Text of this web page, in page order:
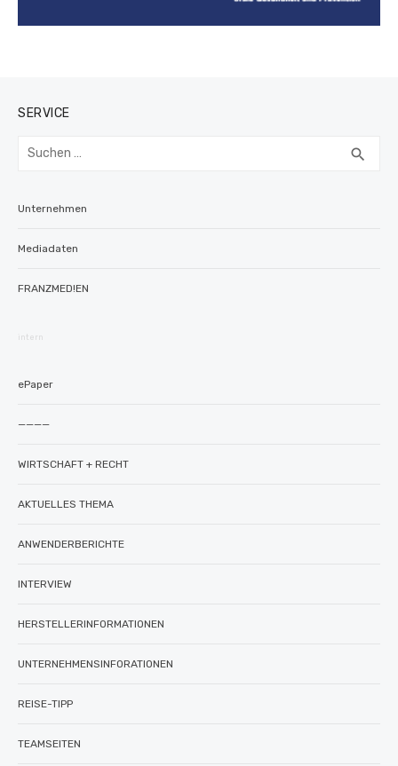
SERVICE
Suchen
search
Unternehmen
Mediadaten
FRANZMED!EN
intern
ePaper
————
WIRTSCHAFT + RECHT
AKTUELLES THEMA
ANWENDERBERICHTE
INTERVIEW
HERSTELLERINFORMATIONEN
UNTERNEHMENSINFORATIONEN
REISE-TIPP
TEAMSEITEN